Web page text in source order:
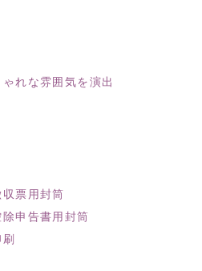
れな雰囲気を演出
票用封筒
申告書用封筒